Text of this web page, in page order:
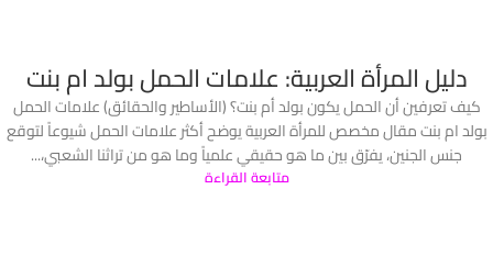
دليل المرأة العربية: علامات الحمل بولد ام بنت
كيف تعرفين أن الحمل يكون بولد أم بنت؟ (الأساطير والحقائق) علامات الحمل
بولد ام بنت مقال مخصص للمرأة العربية يوضح أكثر علامات الحمل شيوعاً لتوقع
جنس الجنين، يفرّق بين ما هو حقيقي علمياً وما هو من تراثنا الشعبي،...
متابعة القراءة